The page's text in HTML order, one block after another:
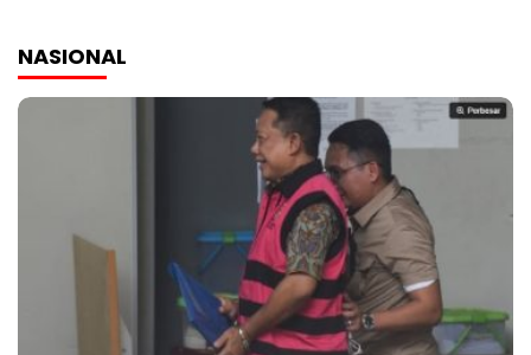
NASIONAL